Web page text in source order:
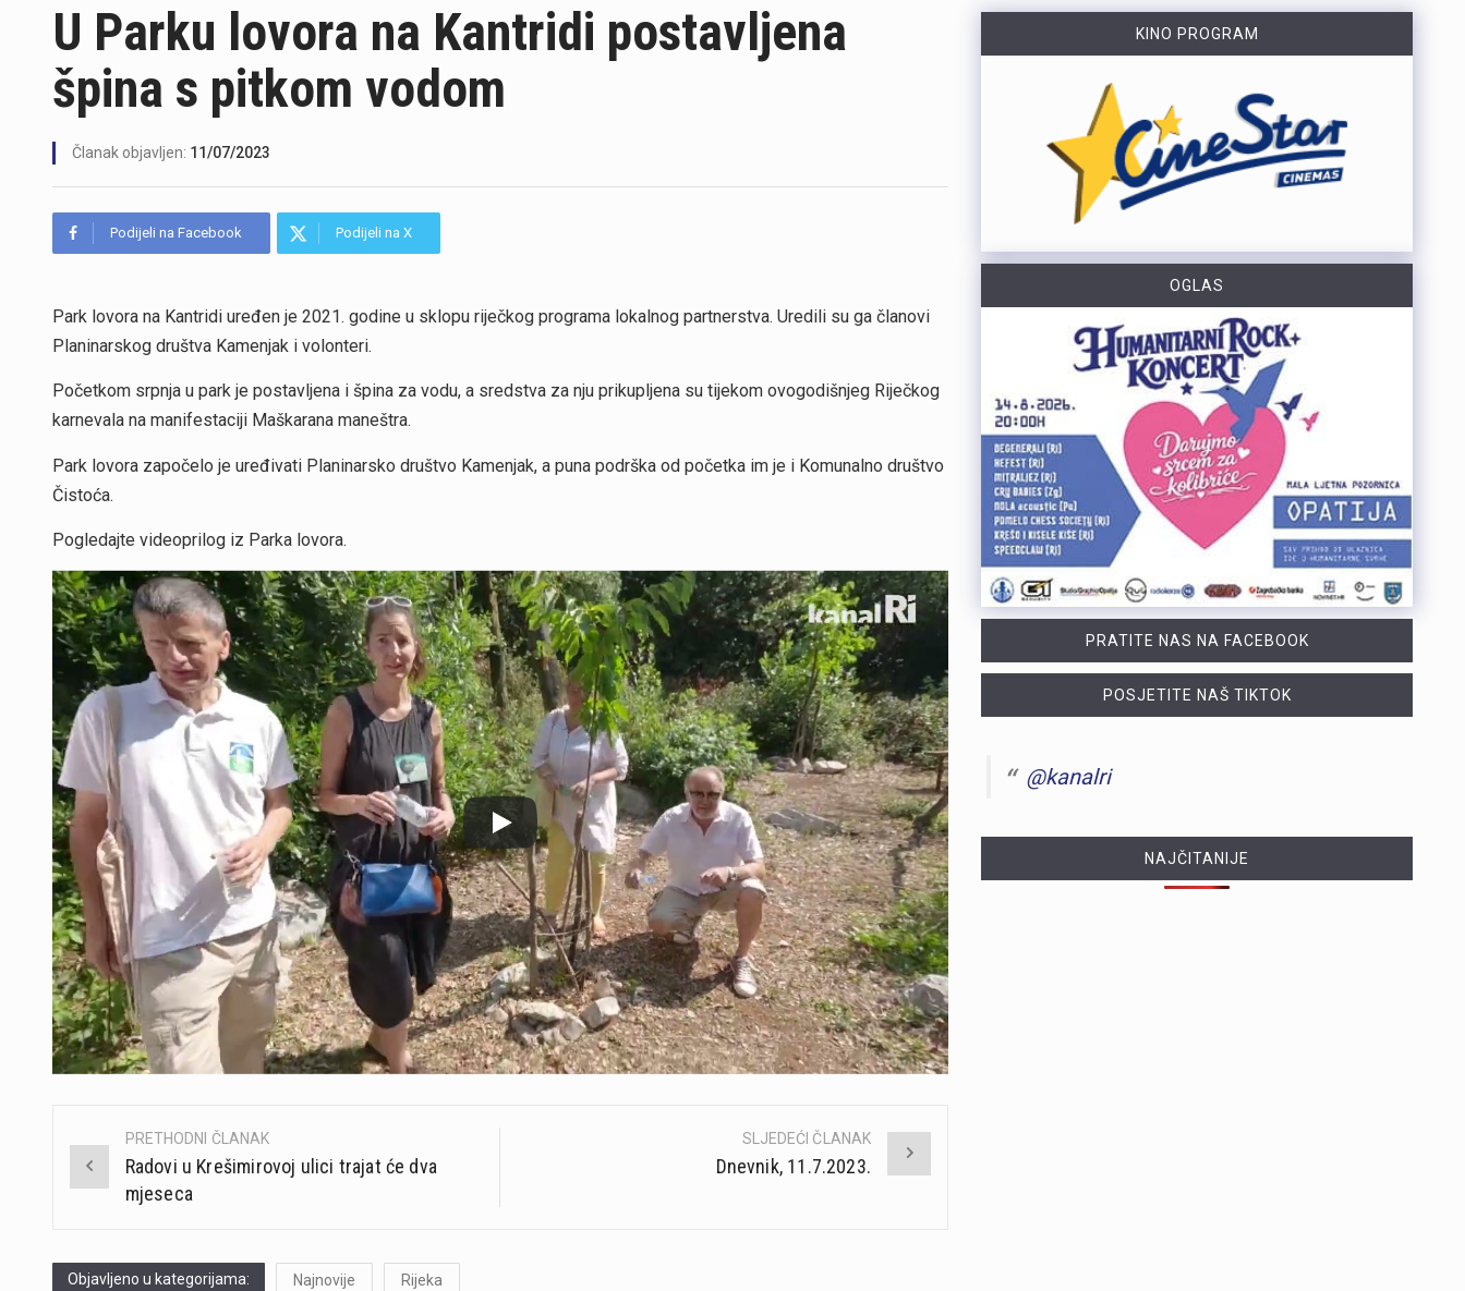
U Parku lovora na Kantridi postavljena
špina s pitkom vodom
Članak objavljen: 11/07/2023
Podijeli na Facebook Podijeli na X
Park lovora na Kantridi uređen je 2021. godine u sklopu riječkog programa lokalnog partnerstva. Uredili su ga članovi
Planinarskog društva Kamenjak i volonteri.
Početkom srpnja u park je postavljena i špina za vodu, a sredstva za nju prikupljena su tijekom ovogodišnjeg Riječkog
karnevala na manifestaciji Maškarana maneštra.
Park lovora započelo je uređivati Planinarsko društvo Kamenjak, a puna podrška od početka im je i Komunalno društvo
Čistoća.
Pogledajte videoprilog iz Parka lovora.
Post
navigation
PRETHODNI ČLANAK
Radovi u Krešimirovoj ulici trajat će dva
mjeseca
SLJEDEĆI ČLANAK
Dnevnik, 11.7.2023.
Objavljeno u kategorijama: Najnovije Rijeka
KINO PROGRAM
OGLAS
PRATITE NAS NA FACEBOOK
POSJETITE NAŠ TIKTOK
@kanalri
NAJČITANIJE